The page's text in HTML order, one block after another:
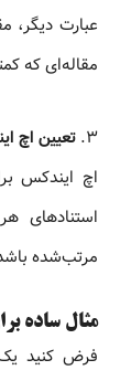
عبارت دیگر،
مقاله‌ای که
۳. تعیین اچ
اچ ایندکس
استنادهای
مرتب‌شده
مثال ساده